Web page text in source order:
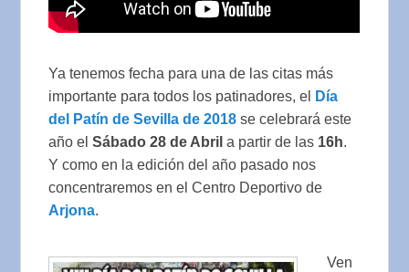
Ya tenemos fecha para una de las citas más
importante para todos los patinadores, el
Día
del Patín de Sevilla de 2018 se celebrará este
año elSábado 28 de Abril a partir de las 16h.
Y como en la edición del año pasado nos
concentraremos en el Centro Deportivo de
Arjona.
Ven